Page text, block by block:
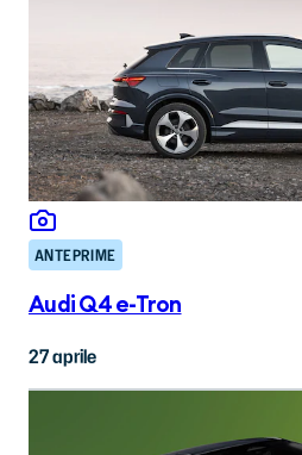
ANTEPRIME
Audi Q4 e-Tron
27 aprile